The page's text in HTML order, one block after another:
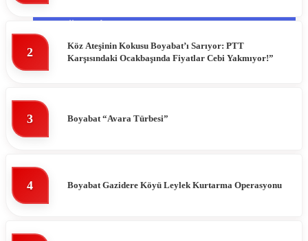
2
Köz Ateşinin Kokusu Boyabat’ı Sarıyor: PTT
Karşısındaki Ocakbaşında Fiyatlar Cebi Yakmıyor!”
3 Boyabat “Avara Türbesi”
4 Boyabat Gazidere Köyü Leylek Kurtarma Operasyonu